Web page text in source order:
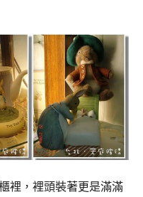
裡，裡頭裝著更是滿滿